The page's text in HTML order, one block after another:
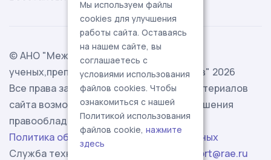
© АНО "Международная ассоциация
ученых,преподавателей и специалистов" 2026
Все права защищены. Использование материалов
сайта возможно исключительно с разрешения
правообладателя.
Политика обработки персональных данных
Служба технической поддержки -
support@rae.ru
Мы используем файлы
cookies для улучшения
работы сайта. Оставаясь
на нашем сайте, вы
соглашаетесь с
условиями использования
файлов cookies. Чтобы
ознакомиться с нашей
Политикой использования
файлов cookie, нажмите
здесь